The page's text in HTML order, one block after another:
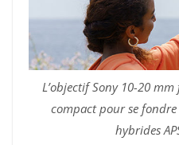
L’objectif Sony 10-20
compact pour se
hybrides